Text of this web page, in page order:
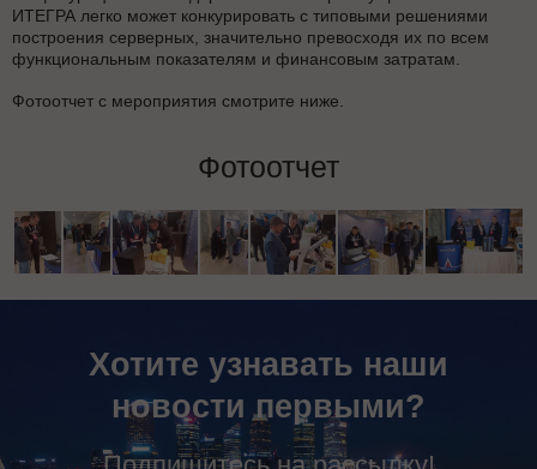
ИТЕГРА легко может конкурировать с типовыми решениями
построения серверных, значительно превосходя их по всем
функциональным показателям и финансовым затратам.
Фотоотчет с мероприятия смотрите ниже.
Фотоотчет
Хотите узнавать наши
новости первыми?